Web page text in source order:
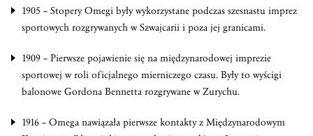
1905 – Stopery Omegi były wykorzystane podczas szesnastu imprez
sportowych rozgrywanych w Szwajcarii i poza jej granicami.
1909 – Pierwsze pojawienie się na międzynarodowej imprezie
sportowej w roli oficjalnego mierniczego czasu. Były to wyścigi
balonowe Gordona Bennetta rozgrywane w Zurychu.
1916 – Omega nawiązała pierwsze kontakty z Międzynarodowym